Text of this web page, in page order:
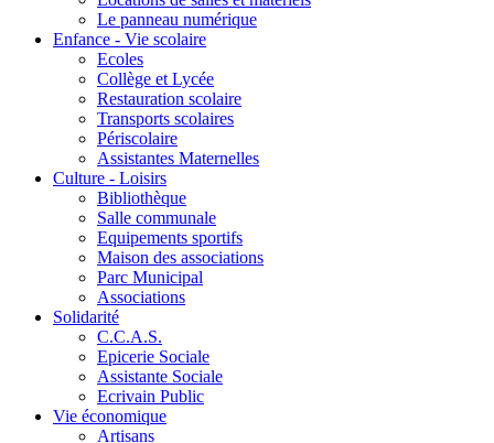
Le panneau numérique
Enfance - Vie scolaire
Ecoles
Collège et Lycée
Restauration scolaire
Transports scolaires
Périscolaire
Assistantes Maternelles
Culture - Loisirs
Bibliothèque
Salle communale
Equipements sportifs
Maison des associations
Parc Municipal
Associations
Solidarité
C.C.A.S.
Epicerie Sociale
Assistante Sociale
Ecrivain Public
Vie économique
Artisans